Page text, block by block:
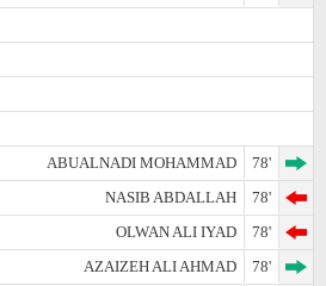
ABUALNADI MOHAMMAD
78'
NASIB ABDALLAH
78'
OLWAN ALI IYAD
78'
AZAIZEH ALI AHMAD
78'